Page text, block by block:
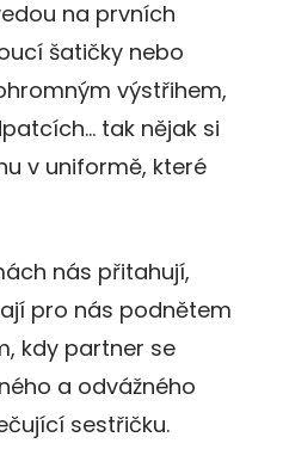
na prvních
šatičky nebo
výstřihem,
tak nějak si
v uniformě, které
nás přitahují,
pro nás podnětem
kdy partner se
a odvážného
sestřičku.